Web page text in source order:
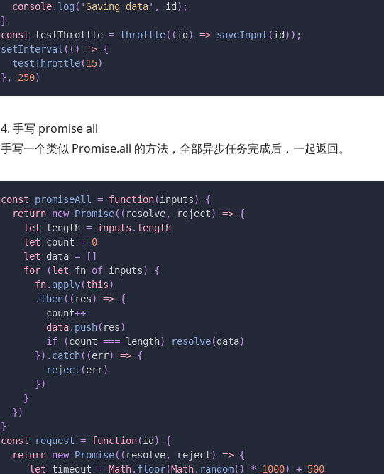
  console
. log ( ' Saving data' , id );
}
const testThrottle = throttle((id ) => saveInput (id ));
setInterval (() => {
  testThrottle
(15)
},
250)
4. 手写 promise all
手写一个类似 Promise.all 的方法，全部异步任务完成后，一起返回。
const promiseAll = function(inputs)
{
  return
new Promise(( resolve, reject) => {
    let
length = inputs . length
    let
count = 0
    let
data = []
    for
(let fn of inputs)
{
      fn
. apply(this)
      .
then(( res) => {
        count
++
        data
. push( res)
        if
(count === length) resolve(data)
      }).
catch((err) => {
        reject
(err)
      })
    }
  })
}
const
request = function(id )
{
  return
new Promise(( resolve, reject) => {
     let
timeout = Math. floor(Math. random() * 1000) + 500